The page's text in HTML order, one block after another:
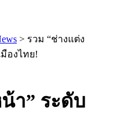
> รวม “ช่างแต่ง
องไทย!
า” ระดับ